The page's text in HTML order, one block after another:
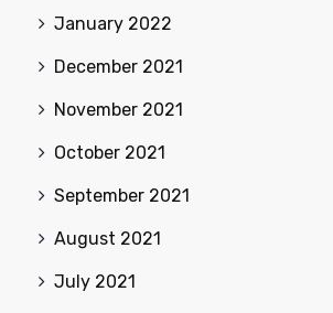
January 2022
December 2021
November 2021
October 2021
September 2021
August 2021
July 2021